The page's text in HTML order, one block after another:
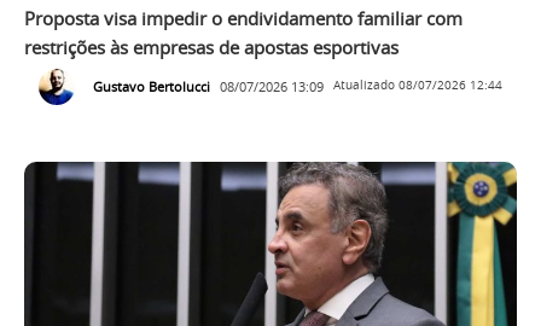
Proposta visa impedir o endividamento familiar com
restrições às empresas de apostas esportivas
Gustavo Bertolucci 08/07/2026 13:09 Atualizado 08/07/2026 12:44